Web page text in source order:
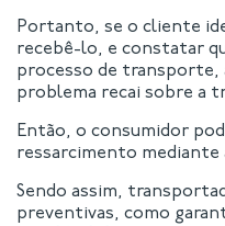
Portanto, se o cliente
recebê-lo, e constatar
processo de transporte,
problema recai sobre a
Então, o consumidor
ressarcimento mediante
Sendo assim,
preventivas, como